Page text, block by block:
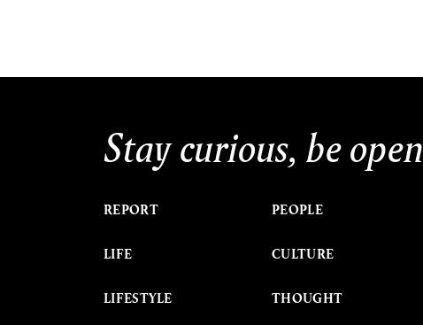
Stay curious, be open
REPORT
LIFE
LIFESTYLE
PEOPLE
CULTURE
THOUGHT